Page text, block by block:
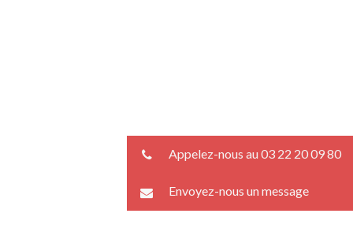
Appelez-nous au 03 22 20 09 80
Envoyez-nous un message